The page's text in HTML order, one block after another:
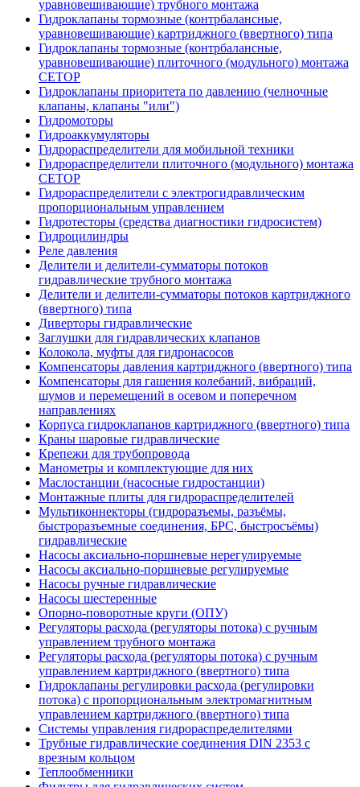
уравновешивающие) трубного монтажа
Гидроклапаны тормозные (контрбалансные,
уравновешивающие) картриджного (ввертного) типа
Гидроклапаны тормозные (контрбалансные,
уравновешивающие) плиточного (модульного) монтажа
CETOP
Гидроклапаны приоритета по давлению (челночные
клапаны, клапаны "или")
Гидромоторы
Гидроаккумуляторы
Гидрораспределители для мобильной техники
Гидрораспределители плиточного (модульного) монтажа
СЕТОР
Гидрораспределители с электрогидравлическим
пропорциональным управлением
Гидротесторы (средства диагностики гидросистем)
Гидроцилиндры
Реле давления
Делители и делители-сумматоры потоков
гидравлические трубного монтажа
Делители и делители-сумматоры потоков картриджного
(ввертного) типа
Диверторы гидравлические
Заглушки для гидравлических клапанов
Колокола, муфты для гидронасосов
Компенсаторы давления картриджного (ввертного) типа
Компенсаторы для гашения колебаний, вибраций,
шумов и перемещений в осевом и поперечном
направлениях
Корпуса гидроклапанов картриджного (ввертного) типа
Краны шаровые гидравлические
Крепежи для трубопровода
Манометры и комплектующие для них
Маслостанции (насосные гидростанции)
Монтажные плиты для гидрораспределителей
Мультиконнекторы (гидроразъемы, разъёмы,
быстроразъемные соединения, БРС, быстросъёмы)
гидравлические
Насосы аксиально-поршневые нерегулируемые
Насосы аксиально-поршневые регулируемые
Насосы ручные гидравлические
Насосы шестеренные
Опорно-поворотные круги (ОПУ)
Регуляторы расхода (регуляторы потока) с ручным
управлением трубного монтажа
Регуляторы расхода (регуляторы потока) с ручным
управлением картриджного (ввертного) типа
Гидроклапаны регулировки расхода (регулировки
потока) с пропорциональным электромагнитным
управлением картриджного (ввертного) типа
Системы управления гидрораспределителями
Трубные гидравлические соединения DIN 2353 с
врезным кольцом
Теплообменники